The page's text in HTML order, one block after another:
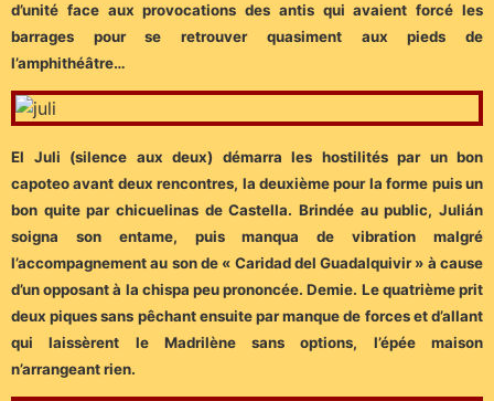
d’unité face aux provocations des antis qui avaient forcé les
barrages pour se retrouver quasiment aux pieds de
l’amphithéâtre…
El Juli (silence aux deux) démarra les hostilités par un bon
capoteo avant deux rencontres, la deuxième pour la forme puis un
bon quite par chicuelinas de Castella. Brindée au public, Julián
soigna son entame, puis manqua de vibration malgré
l’accompagnement au son de « Caridad del Guadalquivir » à cause
d’un opposant à la chispa peu prononcée. Demie. Le quatrième prit
deux piques sans pêchant ensuite par manque de forces et d’allant
qui laissèrent le Madrilène sans options, l’épée maison
n’arrangeant rien.